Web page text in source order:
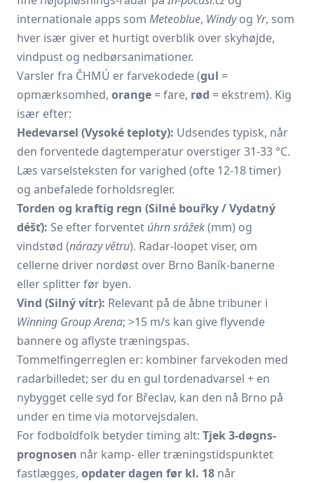
internationale apps som Meteoblue, Windyog Yr, som
hver især giver et hurtigt overblik over skyhøjde,
vindpust og nedbørs­animationer.
Varsler fra ČHMÚ er farvekodede (gul =
opmærksomhed, orange = fare, rød = ekstrem). Kig
især efter:
Hedevarsel (Vysoké teploty): Udsendes typisk, når
den forventede dagtemperatur overstiger 31-33 °C.
Læs varselsteksten for varighed (ofte 12-18 timer)
og anbefalede forholdsregler.
Torden og kraftig regn (Silné bouřky / Vydatný
déšť): Se efter forventet úhrn srážek(mm) og
vindstød (nárazy větru). Radar-loopet viser, om
cellerne driver nordøst over Brno Baník-banerne
eller splitter før byen.
Vind (Silný vítr): Relevant på de åbne tribuner i
Winning Group Arena; >15 m/s kan give flyvende
bannere og aflyste træningspas.
Tommelfingerreglen er: kombiner farvekoden med
radarbilledet; ser du en gul tordenadvarsel + en
nybygget celle syd for Břeclav, kan den nå Brno på
under en time via motorvejsdalen.
For fodboldfolk betyder timing alt: Tjek 3-døgns-
prognosen når kamp- eller træningstidspunktet
fastlægges, opdater dagen før kl. 18 når